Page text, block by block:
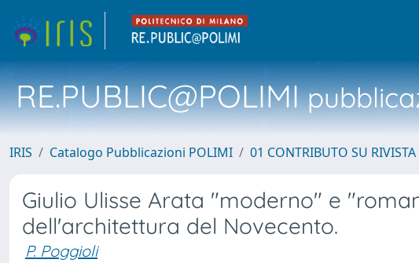
RE.PUBLIC@POLIMI
IRIS Catalogo Pubblicazioni POLIMI 01 CONTRIBUTO SU RIVISTA
Giulio Ulisse Arata "moderno" e
dell'architettura del Novecento.
P. Poggioli